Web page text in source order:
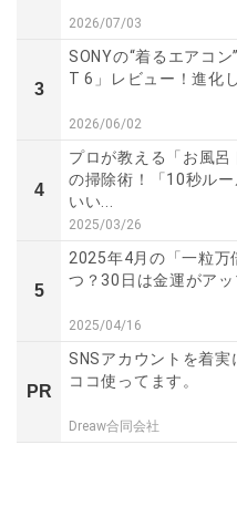
2026/07/03
3
SONYの“着るエアコン
T 6」レビュー！進化
2026/06/02
4
プロが教える「お風呂
の掃除術！「10秒ル
いい...
2025/03/26
5
2025年4月の「一粒万
つ？30日は金運がアッ
2025/04/16
PR
SNSアカウントを着
ココ使ってます。
Dreaw合同会社